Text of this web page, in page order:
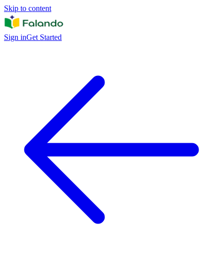
Skip to content
Sign inGet Started